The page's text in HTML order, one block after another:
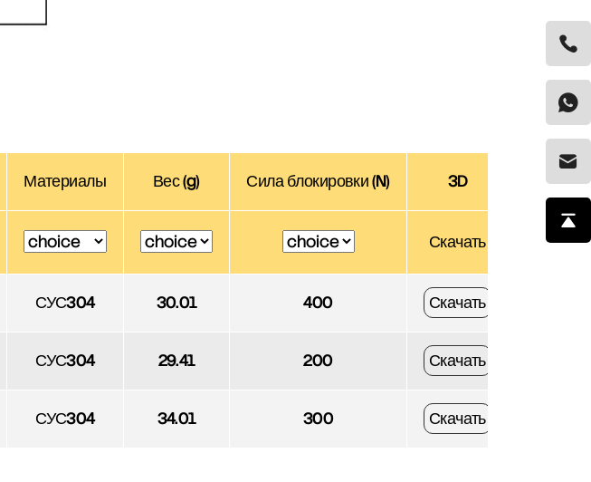
Материалы Вес (g) Сила блокировки (N) 3D
Скачать
СУС304 30.01 400 Скачать
СУС304 29.41 200 Скачать
СУС304 34.01 300 Скачать